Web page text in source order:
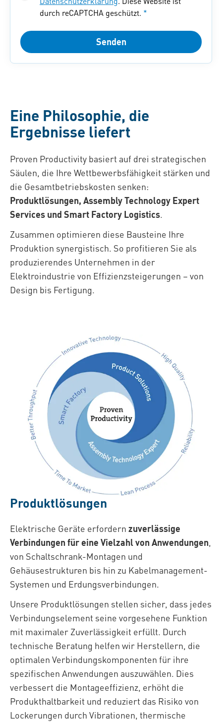
durch reCAPTCHA geschützt. *
Senden
Eine Philosophie, die
Ergebnisse liefert
Proven Productivity basiert auf drei strategischen
Säulen, die Ihre Wettbewerbsfähigkeit stärken und
die Gesamtbetriebskosten senken:
Produktlösungen, Assembly Technology Expert
Services und Smart Factory Logistics.
Zusammen optimieren diese Bausteine Ihre
Produktion synergistisch. So profitieren Sie als
produzierendes Unternehmen in der
Elektroindustrie von Effizienzsteigerungen – von
Design bis Fertigung.
Produktlösungen
Elektrische Geräte erfordern zuverlässige
Verbindungen für eine Vielzahl von Anwendungen,
von Schaltschrank-Montagen und
Gehäusestrukturen bis hin zu Kabelmanagement-
Systemen und Erdungsverbindungen.
Unsere Produktlösungen stellen sicher, dass jedes
Verbindungselement seine vorgesehene Funktion
mit maximaler Zuverlässigkeit erfüllt. Durch
technische Beratung helfen wir Herstellern, die
optimalen Verbindungskomponenten für ihre
spezifischen Anwendungen auszuwählen. Dies
verbessert die Montageeffizienz, erhöht die
Produkthaltbarkeit und reduziert das Risiko von
Lockerungen durch Vibrationen, thermische